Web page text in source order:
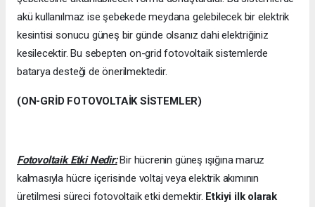
akü kullanılmaz ise şebekede meydana gelebilecek bir elektrik
kesintisi sonucu güneş bir günde olsanız dahi elektriğiniz
kesilecektir. Bu sebepten on-grid fotovoltaik sistemlerde
batarya desteği de önerilmektedir.
(ON-GRİD FOTOVOLTAİK SİSTEMLER)
Fotovoltaik Etki Nedir:Bir hücrenin güneş ışığına maruz
kalmasıyla hücre içerisinde voltaj veya elektrik akımının
üretilmesi süreci fotovoltaik etki demektir. Etkiyi ilk olarak